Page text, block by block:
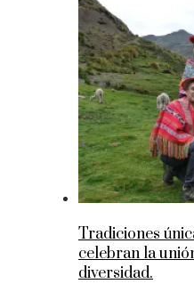
Tradiciones
celebran la
diversidad.